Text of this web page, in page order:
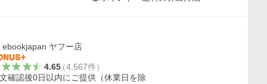
ebookjapan ヤフー店
4.65（4,567件）
確認後0日以内にご提供（休業日を除